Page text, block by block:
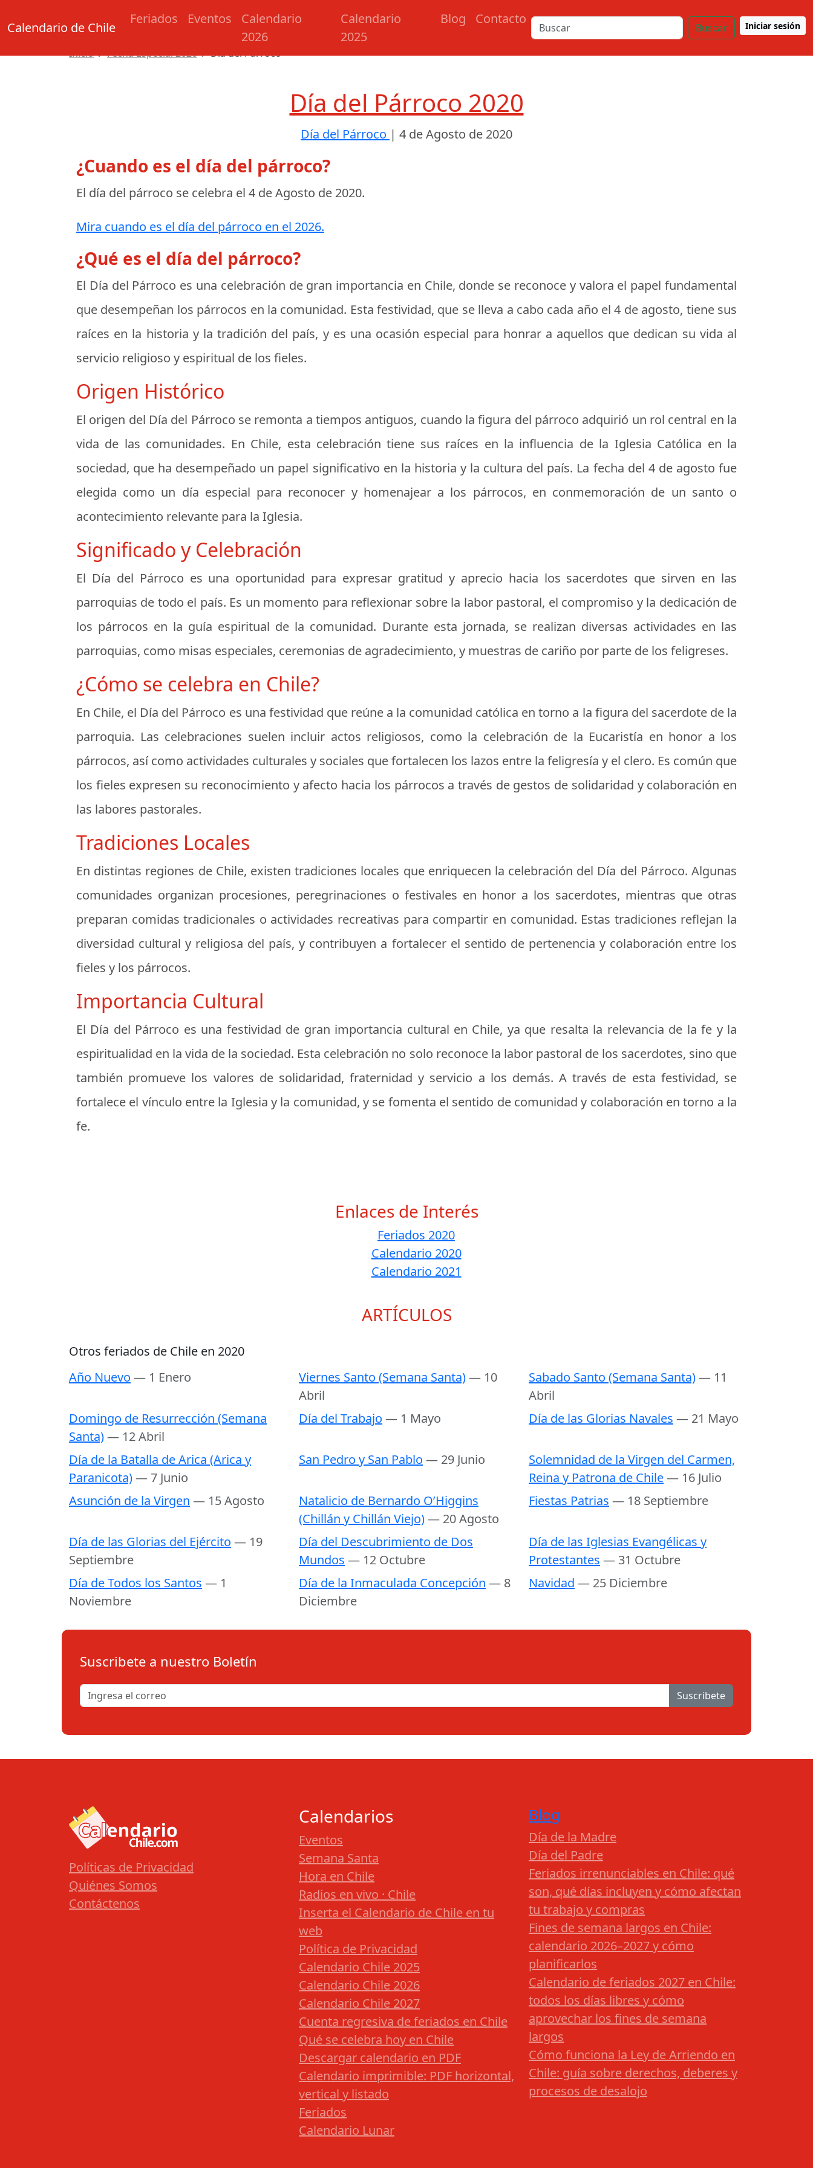
Calendario de Chile
Feriados Eventos
Calendario
2026
Calendario
2025
Blog Contacto
Buscar Iniciar sesión
Inicio Fecha Especial 2020 Día del Párroco
Día del Párroco 2020
Día del Párroco | 4 de Agosto de 2020
¿Cuando es el día del párroco?
El día del párroco se celebra el 4 de Agosto de 2020.
Mira cuando es el día del párroco en el 2026.
¿Qué es el día del párroco?
El Día del Párroco es una celebración de gran importancia en Chile, donde se reconoce y valora el papel fundamental
que desempeñan los párrocos en la comunidad. Esta festividad, que se lleva a cabo cada año el 4 de agosto, tiene sus
raíces en la historia y la tradición del país, y es una ocasión especial para honrar a aquellos que dedican su vida al
servicio religioso y espiritual de los fieles.
Origen Histórico
El origen del Día del Párroco se remonta a tiempos antiguos, cuando la figura del párroco adquirió un rol central en la
vida de las comunidades. En Chile, esta celebración tiene sus raíces en la influencia de la Iglesia Católica en la
sociedad, que ha desempeñado un papel significativo en la historia y la cultura del país. La fecha del 4 de agosto fue
elegida como un día especial para reconocer y homenajear a los párrocos, en conmemoración de un santo o
acontecimiento relevante para la Iglesia.
Significado y Celebración
El Día del Párroco es una oportunidad para expresar gratitud y aprecio hacia los sacerdotes que sirven en las
parroquias de todo el país. Es un momento para reflexionar sobre la labor pastoral, el compromiso y la dedicación de
los párrocos en la guía espiritual de la comunidad. Durante esta jornada, se realizan diversas actividades en las
parroquias, como misas especiales, ceremonias de agradecimiento, y muestras de cariño por parte de los feligreses.
¿Cómo se celebra en Chile?
En Chile, el Día del Párroco es una festividad que reúne a la comunidad católica en torno a la figura del sacerdote de la
parroquia. Las celebraciones suelen incluir actos religiosos, como la celebración de la Eucaristía en honor a los
párrocos, así como actividades culturales y sociales que fortalecen los lazos entre la feligresía y el clero. Es común que
los fieles expresen su reconocimiento y afecto hacia los párrocos a través de gestos de solidaridad y colaboración en
las labores pastorales.
Tradiciones Locales
En distintas regiones de Chile, existen tradiciones locales que enriquecen la celebración del Día del Párroco. Algunas
comunidades organizan procesiones, peregrinaciones o festivales en honor a los sacerdotes, mientras que otras
preparan comidas tradicionales o actividades recreativas para compartir en comunidad. Estas tradiciones reflejan la
diversidad cultural y religiosa del país, y contribuyen a fortalecer el sentido de pertenencia y colaboración entre los
fieles y los párrocos.
Importancia Cultural
El Día del Párroco es una festividad de gran importancia cultural en Chile, ya que resalta la relevancia de la fe y la
espiritualidad en la vida de la sociedad. Esta celebración no solo reconoce la labor pastoral de los sacerdotes, sino que
también promueve los valores de solidaridad, fraternidad y servicio a los demás. A través de esta festividad, se
fortalece el vínculo entre la Iglesia y la comunidad, y se fomenta el sentido de comunidad y colaboración en torno a la
fe.
Enlaces de Interés
Feriados 2020
Calendario 2020
Calendario 2021
ARTÍCULOS
Otros feriados de Chile en 2020
Año Nuevo — 1 Enero Viernes Santo (Semana Santa)— 10
Abril
Sabado Santo (Semana Santa)— 11
Abril
Domingo de Resurrección (Semana
Santa)— 12 Abril
Día del Trabajo — 1 Mayo Día de las Glorias Navales — 21 Mayo
Día de la Batalla de Arica (Arica y
Paranicota)— 7 Junio
San Pedro y San Pablo — 29 Junio
Solemnidad de la Virgen del Carmen,
Reina y Patrona de Chile— 16 Julio
Asunción de la Virgen — 15 Agosto
Natalicio de Bernardo O’Higgins
(Chillán y Chillán Viejo)— 20 Agosto
Fiestas Patrias — 18 Septiembre
Día de las Glorias del Ejército — 19
Septiembre
Día del Descubrimiento de Dos
Mundos — 12 Octubre
Día de las Iglesias Evangélicas y
Protestantes — 31 Octubre
Día de Todos los Santos — 1
Noviembre
Día de la Inmaculada Concepción — 8
Diciembre
Navidad — 25 Diciembre
Suscribete a nuestro Boletín
Suscribete
Políticas de Privacidad
Quiénes Somos
Contáctenos
Calendarios
Eventos
Semana Santa
Hora en Chile
Radios en vivo · Chile
Inserta el Calendario de Chile en tu
web
Política de Privacidad
Calendario Chile 2025
Calendario Chile 2026
Calendario Chile 2027
Cuenta regresiva de feriados en Chile
Qué se celebra hoy en Chile
Descargar calendario en PDF
Calendario imprimible: PDF horizontal,
vertical y listado
Feriados
Calendario Lunar
Blog
Día de la Madre
Día del Padre
Feriados irrenunciables en Chile: qué
son, qué días incluyen y cómo afectan
tu trabajo y compras
Fines de semana largos en Chile:
calendario 2026–2027 y cómo
planificarlos
Calendario de feriados 2027 en Chile:
todos los días libres y cómo
aprovechar los fines de semana
largos
Cómo funciona la Ley de Arriendo en
Chile: guía sobre derechos, deberes y
procesos de desalojo